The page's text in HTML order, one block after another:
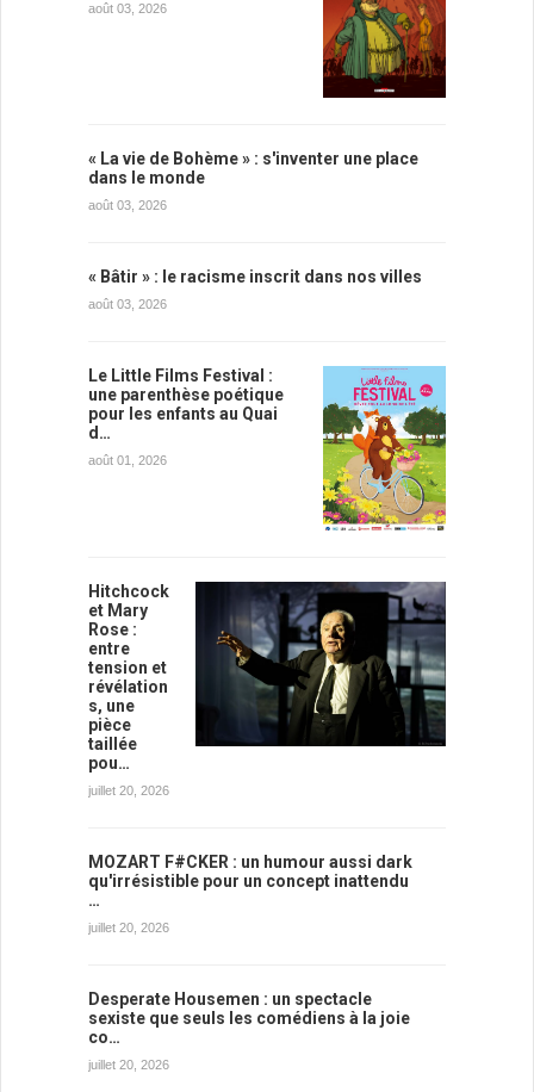
août 03, 2026
« La vie de Bohème » : s'inventer une place
dans le monde
août 03, 2026
« Bâtir » : le racisme inscrit dans nos villes
août 03, 2026
Le Little Films Festival :
une parenthèse poétique
pour les enfants au Quai
d…
août 01, 2026
Hitchcock
et Mary
Rose :
entre
tension et
révélation
s, une
pièce
taillée
pou…
juillet 20, 2026
MOZART F#CKER : un humour aussi dark
qu'irrésistible pour un concept inattendu
…
juillet 20, 2026
Desperate Housemen : un spectacle
sexiste que seuls les comédiens à la joie
co…
juillet 20, 2026